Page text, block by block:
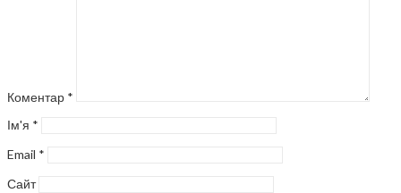
Коментар *
Ім'я *
Email *
Сайт